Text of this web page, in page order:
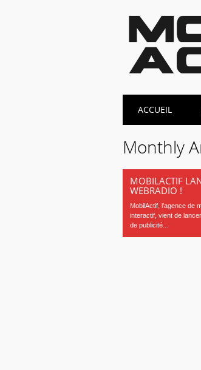
Main
ACCUEIL
Monthly
MOBILACTIF
WEBRADIO !
MobilActif, l’agence de
interactif, vient de
de publicité...